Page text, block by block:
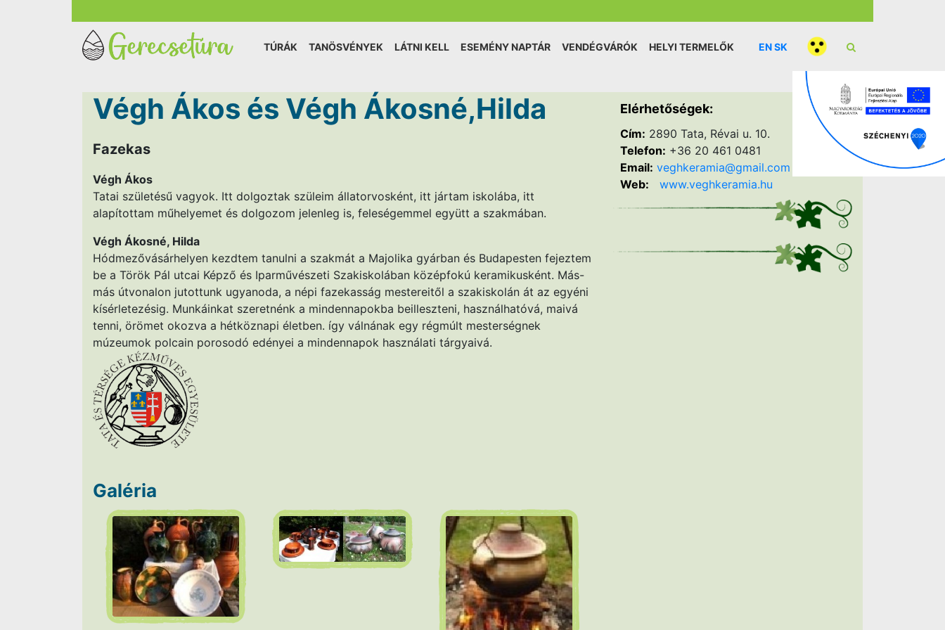
TÚRÁK TANÖSVÉNYEK LÁTNI KELL ESEMÉNY NAPTÁR VENDÉGVÁRÓK HELYI TERMELŐK ENSK
Végh Ákos és Végh Ákosné,Hilda
Fazekas
Végh Ákos
Tatai születésű vagyok. Itt dolgoztak szüleim állatorvosként, itt jártam iskolába, itt
alapítottam műhelyemet és dolgozom jelenleg is, feleségemmel együtt a szakmában.
Végh Ákosné, Hilda
Hódmezővásárhelyen kezdtem tanulni a szakmát a Majolika gyárban és Budapesten fejeztem
be a Török Pál utcai Képző és Iparművészeti Szakiskolában középfokú keramikusként. Más-
más útvonalon jutottunk ugyanoda, a népi fazekasság mestereitől a szakiskolán át az egyéni
kísérletezésig. Munkáinkat szeretnénk a mindennapokba beilleszteni, használhatóvá, maivá
tenni, örömet okozva a hétköznapi életben. így válnának egy régmúlt mesterségnek
múzeumok polcain porosodó edényei a mindennapok használati tárgyaivá.
Galéria
Elérhetőségek:
Cím: 2890 Tata, Révai u. 10.
Telefon: +36 20 461 0481
Email: veghkeramia@gmail.com
Web:
www.veghkeramia.hu